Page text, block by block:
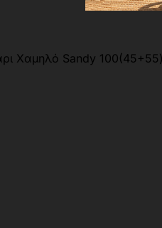
Χαμηλό Sandy